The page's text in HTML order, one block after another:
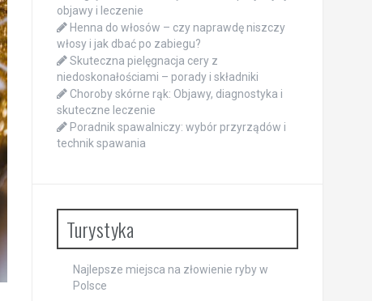
objawy i leczenie
Henna do włosów – czy naprawdę niszczy
włosy i jak dbać po zabiegu?
Skuteczna pielęgnacja cery z
niedoskonałościami – porady i składniki
Choroby skórne rąk: Objawy, diagnostyka i
skuteczne leczenie
Poradnik spawalniczy: wybór przyrządów i
technik spawania
Turystyka
Najlepsze miejsca na złowienie ryby w
Polsce